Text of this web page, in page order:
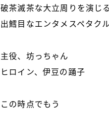
破茶滅茶な大立周りを演じる
出鱈目なエンタメスペタク
主役、坊っちゃん
ヒロイン、伊豆の踊子
この時点でもう